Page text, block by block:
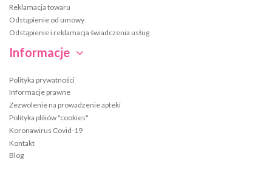
Reklamacja towaru
Odstąpienie od umowy
Odstąpienie i reklamacja świadczenia usług
Informacje
Polityka prywatności
Informacje prawne
Zezwolenie na prowadzenie apteki
Polityka plików "cookies"
Koronawirus Covid-19
Kontakt
Blog